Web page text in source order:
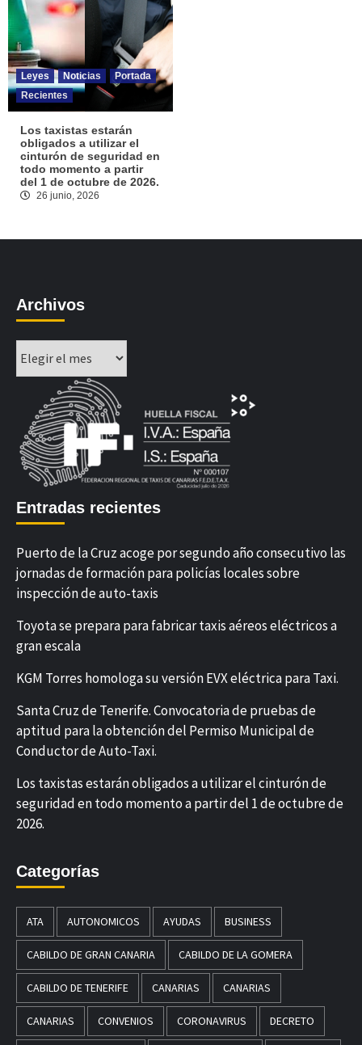
Leyes Noticias
Portada
Recientes
Los taxistas estarán
obligados a utilizar el
cinturón de seguridad en
todo momento a partir
del 1 de octubre de 2026.
26 junio, 2026
Archivos
Entradas recientes
Puerto de la Cruz acoge por segundo año consecutivo las
jornadas de formación para policías locales sobre
inspección de auto-taxis
Toyota se prepara para fabricar taxis aéreos eléctricos a
gran escala
KGM Torres homologa su versión EVX eléctrica para Taxi.
Santa Cruz de Tenerife. Convocatoria de pruebas de
aptitud para la obtención del Permiso Municipal de
Conductor de Auto-Taxi.
Los taxistas estarán obligados a utilizar el cinturón de
seguridad en todo momento a partir del 1 de octubre de
2026.
Categorías
ATA AUTONOMICOS AYUDAS BUSINESS
CABILDO DE GRAN CANARIA CABILDO DE LA GOMERA
CABILDO DE TENERIFE CANARIAS CANARIAS
CANARIAS CONVENIOS CORONAVIRUS DECRETO